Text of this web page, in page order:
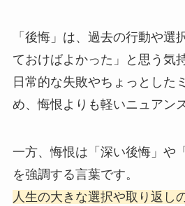
「後悔」は、過去の行動や選
ておけばよかった」と思う気
日常的な失敗やちょっとした
め、悔恨よりも軽いニュアン
一方、悔恨は「深い後悔」や
を強調する言葉です。
人生の大きな選択や取り返し